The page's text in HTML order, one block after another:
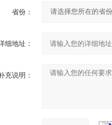
省份：
细地址：
充说明：